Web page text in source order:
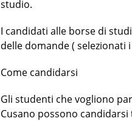
studio.
I candidati alle borse di
delle domande ( selezionati
Come candidarsi
Gli studenti che vogliono
Cusano possono